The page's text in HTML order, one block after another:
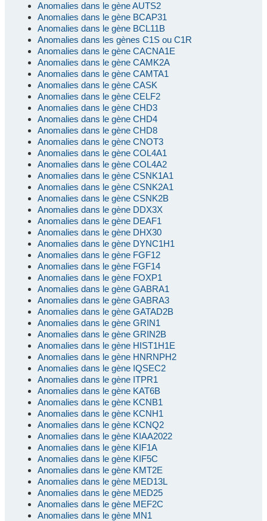
Anomalies dans le gène AUTS2
Anomalies dans le gène BCAP31
Anomalies dans le gène BCL11B
Anomalies dans les gènes C1S ou C1R
Anomalies dans le gène CACNA1E
Anomalies dans le gène CAMK2A
Anomalies dans le gène CAMTA1
Anomalies dans le gène CASK
Anomalies dans le gène CELF2
Anomalies dans le gène CHD3
Anomalies dans le gène CHD4
Anomalies dans le gène CHD8
Anomalies dans le gène CNOT3
Anomalies dans le gène COL4A1
Anomalies dans le gène COL4A2
Anomalies dans le gène CSNK1A1
Anomalies dans le gène CSNK2A1
Anomalies dans le gène CSNK2B
Anomalies dans le gène DDX3X
Anomalies dans le gène DEAF1
Anomalies dans le gène DHX30
Anomalies dans le gène DYNC1H1
Anomalies dans le gène FGF12
Anomalies dans le gène FGF14
Anomalies dans le gène FOXP1
Anomalies dans le gène GABRA1
Anomalies dans le gène GABRA3
Anomalies dans le gène GATAD2B
Anomalies dans le gène GRIN1
Anomalies dans le gène GRIN2B
Anomalies dans le gène HIST1H1E
Anomalies dans le gène HNRNPH2
Anomalies dans le gène IQSEC2
Anomalies dans le gène ITPR1
Anomalies dans le gène KAT6B
Anomalies dans le gène KCNB1
Anomalies dans le gène KCNH1
Anomalies dans le gène KCNQ2
Anomalies dans le gène KIAA2022
Anomalies dans le gène KIF1A
Anomalies dans le gène KIF5C
Anomalies dans le gène KMT2E
Anomalies dans le gène MED13L
Anomalies dans le gène MED25
Anomalies dans le gène MEF2C
Anomalies dans le gène MN1